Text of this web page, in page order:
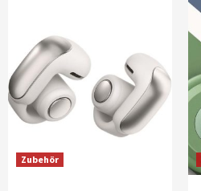
Zubehör